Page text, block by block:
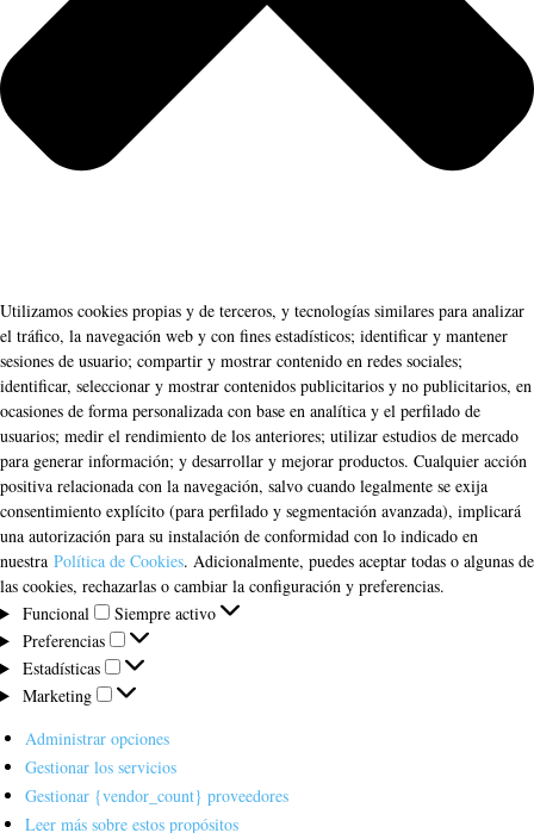
Utilizamos cookies propias y de terceros, y tecnologías similares para analizar
el tráfico, la navegación web y con fines estadísticos; identificar y mantener
sesiones de usuario; compartir y mostrar contenido en redes sociales;
identificar, seleccionar y mostrar contenidos publicitarios y no publicitarios, en
ocasiones de forma personalizada con base en analítica y el perfilado de
usuarios; medir el rendimiento de los anteriores; utilizar estudios de mercado
para generar información; y desarrollar y mejorar productos. Cualquier acción
positiva relacionada con la navegación, salvo cuando legalmente se exija
consentimiento explícito (para perfilado y segmentación avanzada), implicará
una autorización para su instalación de conformidad con lo indicado en
nuestra Política de Cookies. Adicionalmente, puedes aceptar todas o algunas de
las cookies, rechazarlas o cambiar la configuración y preferencias.
Funcional
Funcional
Siempre activo
Preferencias
Preferencias
Estadísticas
Estadísticas
Marketing
Marketing
Administrar opciones
Gestionar los servicios
Gestionar {vendor_count} proveedores
Leer más sobre estos propósitos